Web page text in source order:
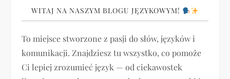
g
a
c
WITAJ NA NASZYM BLOGU JĘZYKOWYM!
To miejsce stworzone z pasji do słów, języków i
komunikacji. Znajdziesz tu wszystko, co pomoże
Ci lepiej zrozumieć język — od ciekawostek